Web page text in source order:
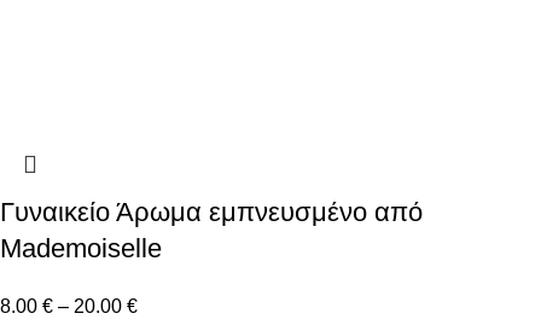
Γυναικείο Άρωμα εμπνευσμένο από
Mademoiselle
8.00 € – 20.00 €